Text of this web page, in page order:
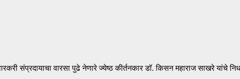
संप्रदायाचा वारसा पुढे नेणारे ज्येष्ठ कीर्तनकार डॉ. किसन महाराज साखरे यांचे